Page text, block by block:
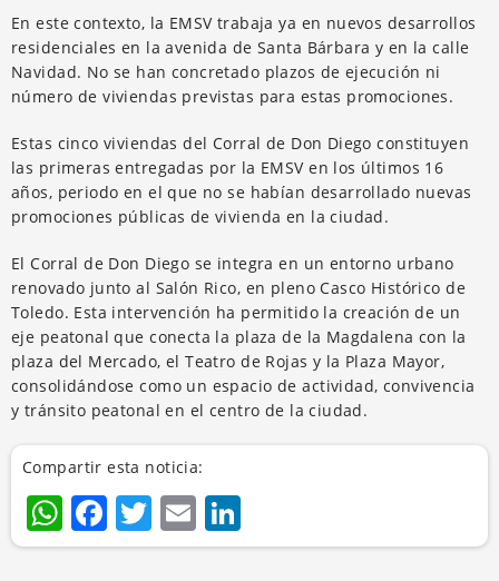
En este contexto, la EMSV trabaja ya en nuevos desarrollos
residenciales en la avenida de Santa Bárbara y en la calle
Navidad. No se han concretado plazos de ejecución ni
número de viviendas previstas para estas promociones.
Estas cinco viviendas del Corral de Don Diego constituyen
las primeras entregadas por la EMSV en los últimos 16
años, periodo en el que no se habían desarrollado nuevas
promociones públicas de vivienda en la ciudad.
El Corral de Don Diego se integra en un entorno urbano
renovado junto al Salón Rico, en pleno Casco Histórico de
Toledo. Esta intervención ha permitido la creación de un
eje peatonal que conecta la plaza de la Magdalena con la
plaza del Mercado, el Teatro de Rojas y la Plaza Mayor,
consolidándose como un espacio de actividad, convivencia
y tránsito peatonal en el centro de la ciudad.
Compartir esta noticia:
WhatsApp
Facebook
Twitter
Email